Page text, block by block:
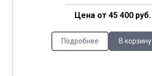
Цена от 45 400 руб.
Подробнее В корзину